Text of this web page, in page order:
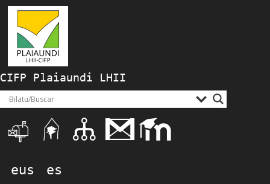
CIFP Plaiaundi LHII
eus es